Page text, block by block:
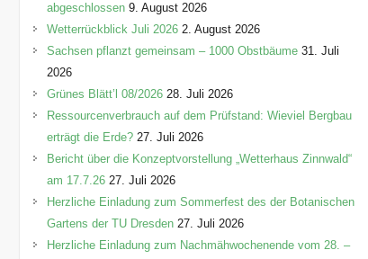
i
e
abgeschlossen 9. August 2026
Wetterrückblick Juli 2026 2. August 2026
Sachsen pflanzt gemeinsam – 1000 Obstbäume 31. Juli
2026
Grünes Blätt’l 08/2026 28. Juli 2026
Ressourcenverbrauch auf dem Prüfstand: Wieviel Bergbau
erträgt die Erde? 27. Juli 2026
Bericht über die Konzeptvorstellung „Wetterhaus Zinnwald“
am 17.7.26 27. Juli 2026
Herzliche Einladung zum Sommerfest des der Botanischen
Gartens der TU Dresden 27. Juli 2026
Herzliche Einladung zum Nachmähwochenende vom 28. –